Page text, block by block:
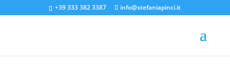
+39 333 382 3387 info@stefaniapinci.it